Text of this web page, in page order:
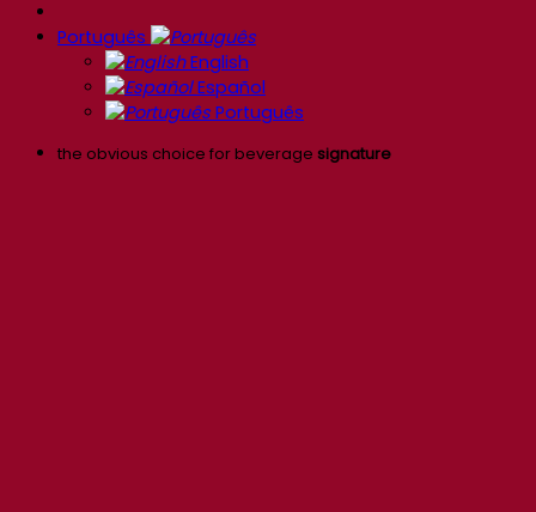
Português
English
Español
Português
the obvious choice for beverage signature